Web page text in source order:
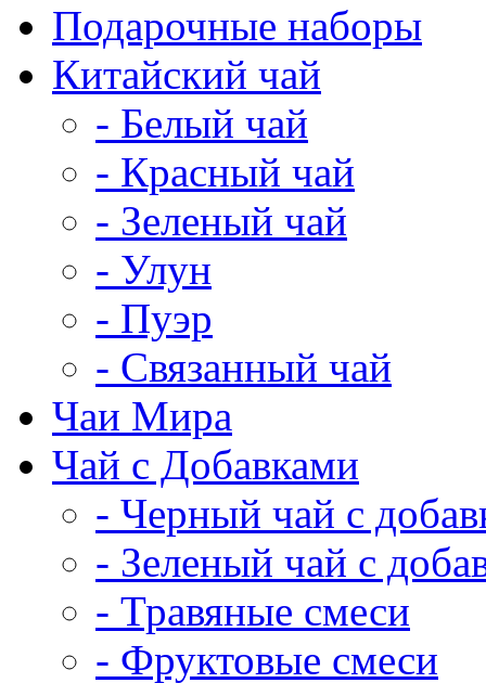
Подарочные наборы
Китайский чай
- Белый чай
- Красный чай
- Зеленый чай
- Улун
- Пуэр
- Связанный чай
Чаи Мира
Чай с Добавками
- Черный чай с
- Зеленый чай с
- Травяные смеси
- Фруктовые смеси